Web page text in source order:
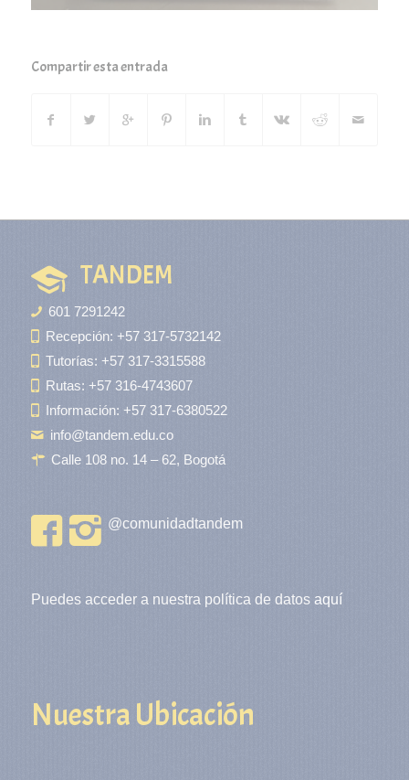
Compartir esta entrada
TANDEM
601 7291242
Recepción: +57 317-5732142
Tutorías: +57 317-3315588
Rutas: +57 316-4743607
Información: +57 317-6380522
info@tandem.edu.co
Calle 108 no. 14 – 62, Bogotá
@comunidadtandem
Puedes acceder a nuestra política de datosaquí
Nuestra Ubicación